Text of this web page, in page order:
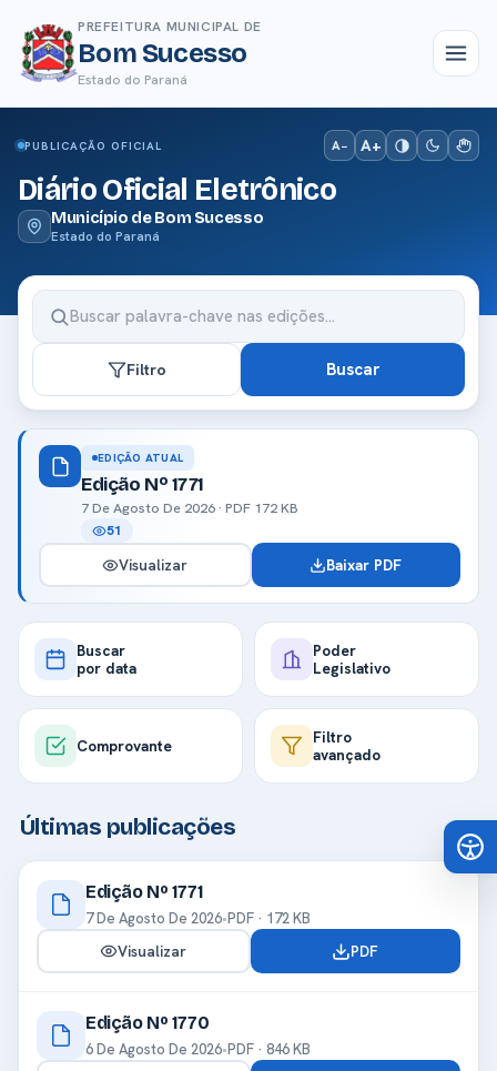
PREFEITURA MUNICIPAL DE
Bom Sucesso
Estado do Paraná
PUBLICAÇÃO OFICIAL A− A+
Diário Oficial Eletrônico
Município de Bom Sucesso
Estado do Paraná
Filtro Buscar
EDIÇÃO ATUAL
Edição Nº 1771
7 De Agosto De 2026 · PDF 172 KB
51
Visualizar Baixar PDF
Buscar
por data
Poder
Legislativo
Comprovante
Filtro
avançado
Últimas publicações
Edição Nº 1771
7 De Agosto De 2026•PDF · 172 KB
Visualizar PDF
Edição Nº 1770
6 De Agosto De 2026•PDF · 846 KB